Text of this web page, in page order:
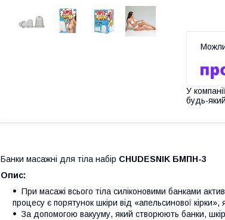
У
будь-
Банки масажні для тіла набір CHUDESNIK БМПН-3
Опис:
При масажі всього тіла силіконовими банками
процесу є порятунок шкіри від «апельсинової
За допомогою вакууму, який створюють банки,